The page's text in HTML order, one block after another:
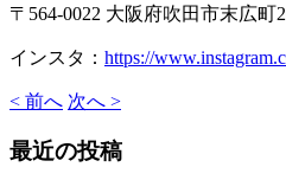
〒564-0022 大阪府吹田市末広町
インスタ： https://
< 前へ 次へ >
最近の投稿